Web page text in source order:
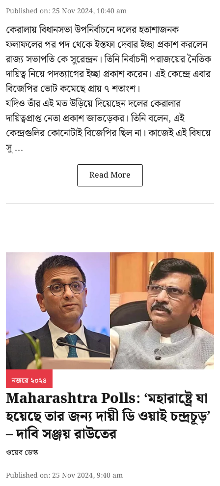
Published on: 25 Nov 2024, 10:40 am
কেরালায় বিধানসভা উপনির্বাচনে দলের হতাশাজনক
ফলাফলের পর পদ থেকে ইস্তফা দেবার ইচ্ছা প্রকাশ করলেন
রাজ্য সভাপতি কে সুরেন্দ্রন। তিনি নির্বাচনী পরাজয়ের নৈতিক
দায়িত্ব নিয়ে পদত্যাগের ইচ্ছা প্রকাশ করেন। এই কেন্দ্রে এবার
বিজেপির ভোট কমেছে প্রায় ৭ শতাংশ।
যদিও তাঁর এই মত উড়িয়ে দিয়েছেন দলের কেরালার
দায়িত্বপ্রাপ্ত নেতা প্রকাশ জাভড়েকর। তিনি বলেন, এই
কেন্দ্রগুলির কোনোটাই বিজেপির ছিল না। কাজেই এই বিষয়ে
সু ...
Read More
নজরে ২০২৪
Maharashtra Polls: ‘মহারাষ্ট্রে যা
হয়েছে তার জন্য দায়ী ডি ওয়াই চন্দ্রচূড়’
– দাবি সঞ্জয় রাউতের
ওয়েব ডেস্ক
Published on: 25 Nov 2024, 9:40 am